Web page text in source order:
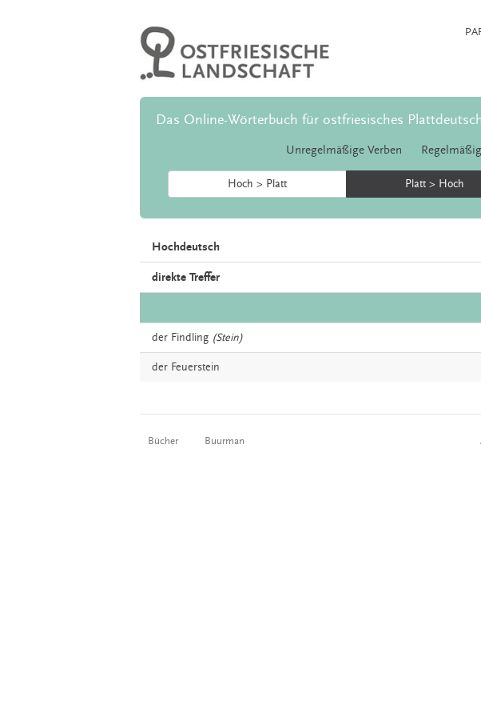
Das Online-Wörterbuch für ostfriesisches Plattdeutsch
Unregelmäßige Verben
Hoch > Platt Platt > Hoch
Hochdeutsch
direkte Treffer
der Findling (Stein)
der Feuerstein
Bücher Buurman